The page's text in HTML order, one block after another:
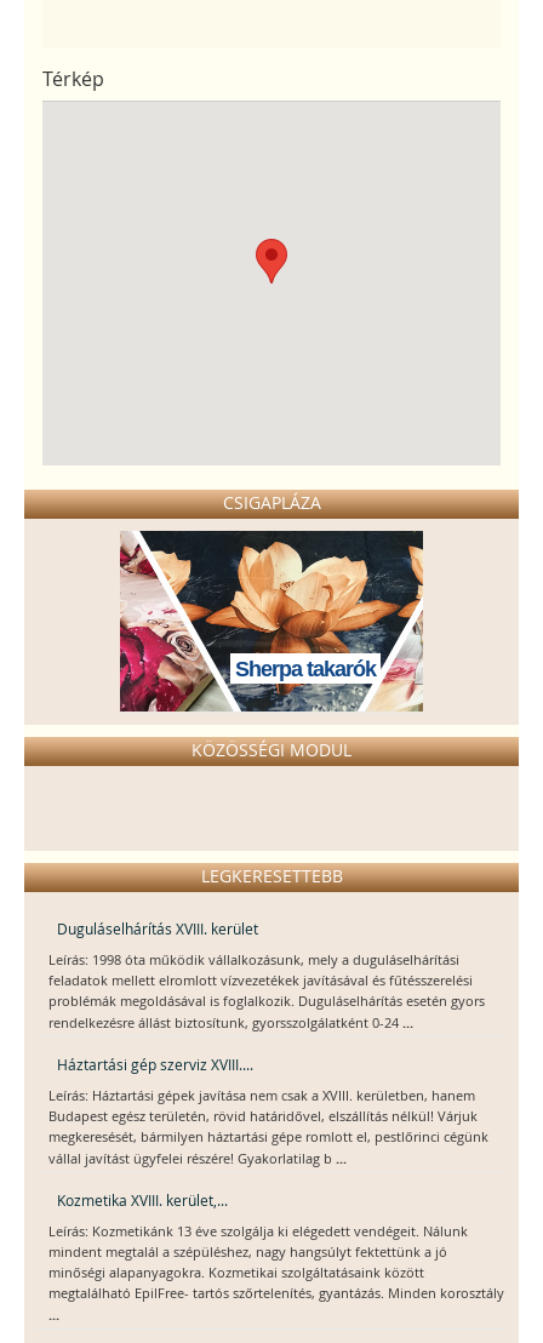
Térkép
CSIGAPLÁZA
Sherpa takarók
KÖZÖSSÉGI MODUL
LEGKERESETTEBB
Duguláselhárítás XVIII. kerület
Leírás: 1998 óta működik vállalkozásunk, mely a duguláselhárítási
feladatok mellett elromlott vízvezetékek javításával és fűtésszerelési
problémák megoldásával is foglalkozik. Duguláselhárítás esetén gyors
rendelkezésre állást biztosítunk, gyorsszolgálatként 0-24 ...
Háztartási gép szerviz XVIII....
Leírás: Háztartási gépek javítása nem csak a XVIII. kerületben, hanem
Budapest egész területén, rövid határidővel, elszállítás nélkül! Várjuk
megkeresését, bármilyen háztartási gépe romlott el, pestlőrinci cégünk
vállal javítást ügyfelei részére! Gyakorlatilag b ...
Kozmetika XVIII. kerület,...
Leírás: Kozmetikánk 13 éve szolgálja ki elégedett vendégeit. Nálunk
mindent megtalál a szépüléshez, nagy hangsúlyt fektettünk a jó
minőségi alapanyagokra. Kozmetikai szolgáltatásaink között
megtalálható EpilFree- tartós szőrtelenítés, gyantázás. Minden korosztály
...